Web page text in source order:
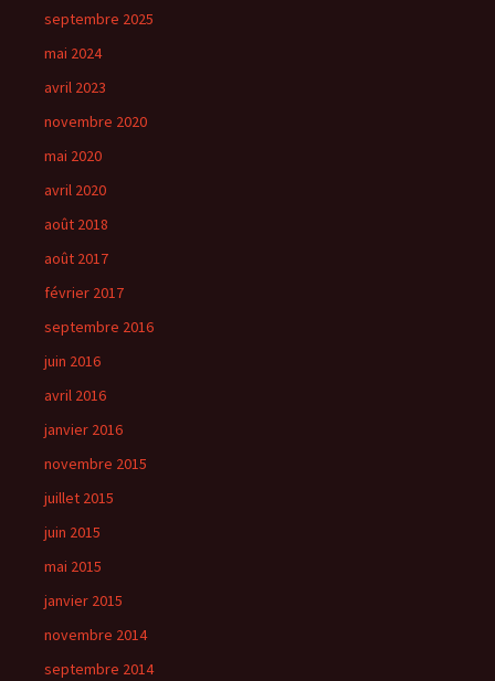
septembre 2025
mai 2024
avril 2023
novembre 2020
mai 2020
avril 2020
août 2018
août 2017
février 2017
septembre 2016
juin 2016
avril 2016
janvier 2016
novembre 2015
juillet 2015
juin 2015
mai 2015
janvier 2015
novembre 2014
septembre 2014